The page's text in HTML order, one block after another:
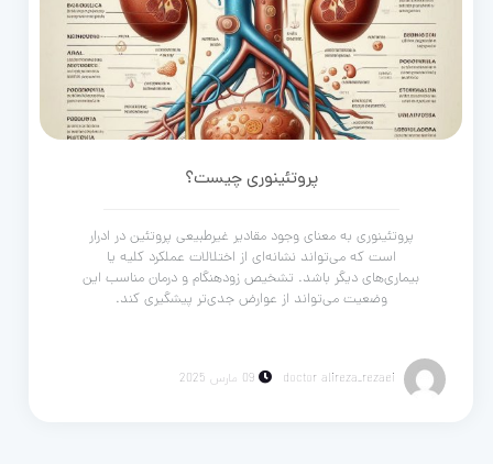
پروتئینوری چیست؟
پروتئینوری به معنای وجود مقادیر غیرطبیعی پروتئین در ادرار
است که می‌تواند نشانه‌ای از اختلالات عملکرد کلیه یا
بیماری‌های دیگر باشد. تشخیص زودهنگام و درمان مناسب این
وضعیت می‌تواند از عوارض جدی‌تر پیشگیری کند.
doctor alireza_rezaei 09 مارس 2025